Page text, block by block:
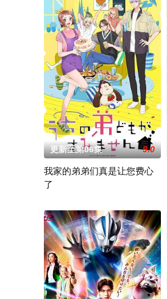
更新至第06集 9.0
我家的弟弟们真是让您费心
了